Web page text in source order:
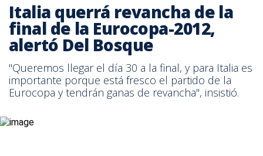
Italia querrá revancha de la
final de la Eurocopa-2012,
alertó Del Bosque
"Queremos llegar el día 30 a la final, y para Italia es
importante porque está fresco el partido de la
Eurocopa y tendrán ganas de revancha", insistió.